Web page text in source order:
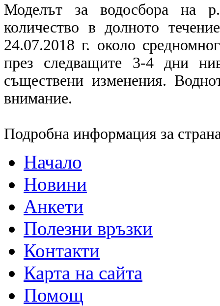
Моделът за водосбора на
количество в долното
24.07.2018 г. около
през следващите 3-4 дни
съществени изменения.
внимание.
Подробна информация за
Начало
Новини
Анкети
Полезни връзки
Контакти
Карта на сайта
Помощ